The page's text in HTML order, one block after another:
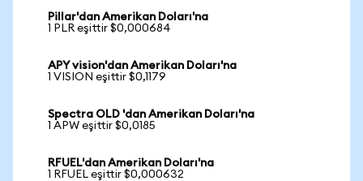
Pillar'dan Amerikan Doları'na
1 PLR eşittir $0,000684
APY vision'dan Amerikan Doları'na
1 VISION eşittir $0,1179
Spectra OLD 'dan Amerikan Doları'na
1 APW eşittir $0,0185
RFUEL'dan Amerikan Doları'na
1 RFUEL eşittir $0,000632